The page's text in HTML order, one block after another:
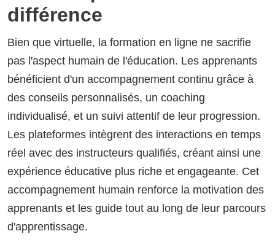
différence
Bien que virtuelle, la formation en ligne ne sacrifie
pas l'aspect humain de l'éducation. Les apprenants
bénéficient d'un accompagnement continu grâce à
des conseils personnalisés, un coaching
individualisé, et un suivi attentif de leur progression.
Les plateformes intègrent des interactions en temps
réel avec des instructeurs qualifiés, créant ainsi une
expérience éducative plus riche et engageante. Cet
accompagnement humain renforce la motivation des
apprenants et les guide tout au long de leur parcours
d'apprentissage.